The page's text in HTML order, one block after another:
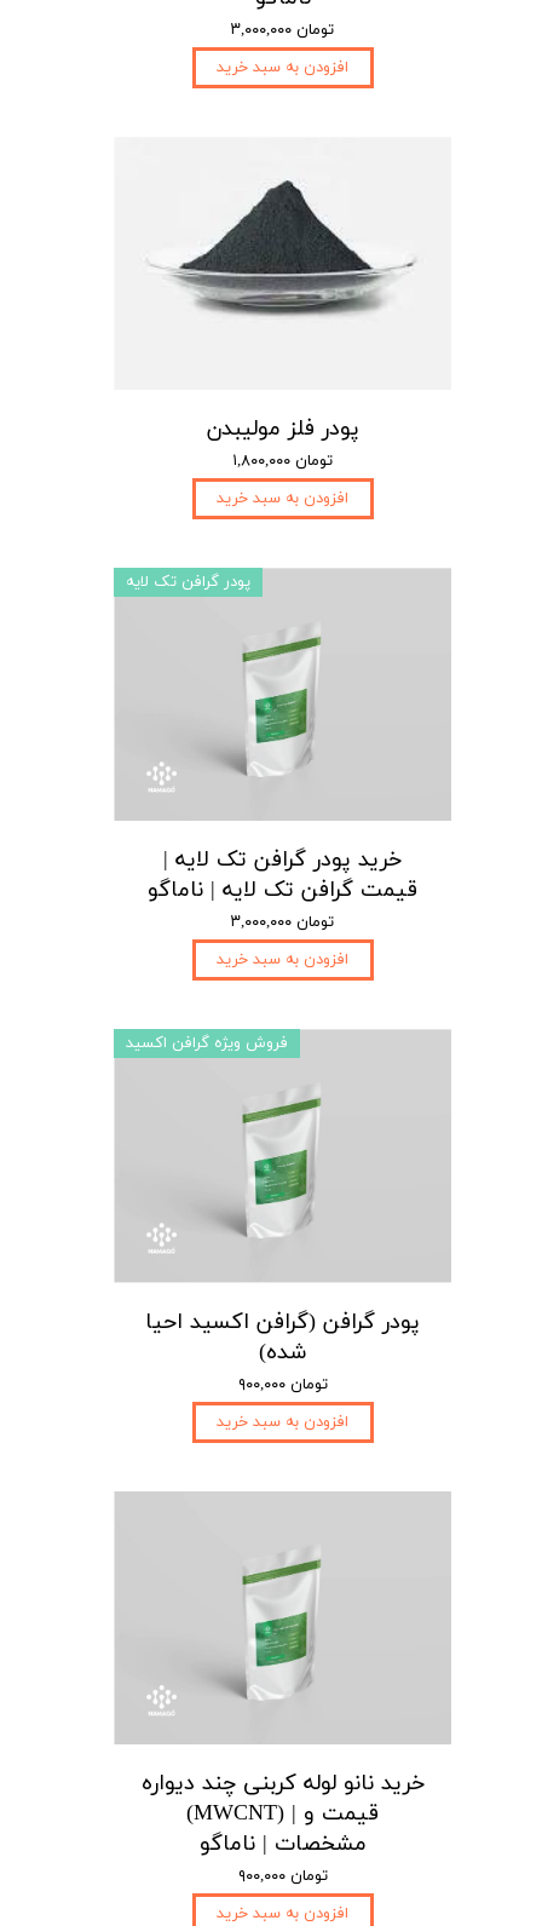
۳,۰۰۰,۰۰۰ تومان
افزودن به سبد خرید
پودر فلز مولیبدن
۱,۸۰۰,۰۰۰ تومان
افزودن به سبد خرید
خرید پودر گرافن تک لایه |
قیمت گرافن تک لایه | ناماگو
۳,۰۰۰,۰۰۰ تومان
افزودن به سبد خرید
پودر گرافن تک لایه
پودر گرافن (گرافن اکسید احیا
شده)
۹۰۰,۰۰۰ تومان
افزودن به سبد خرید
فروش ویژه گرافن اکسید
خرید نانو لوله کربنی چند دیواره
(MWCNT) | قیمت و
مشخصات | ناماگو
۹۰۰,۰۰۰ تومان
افزودن به سبد خرید